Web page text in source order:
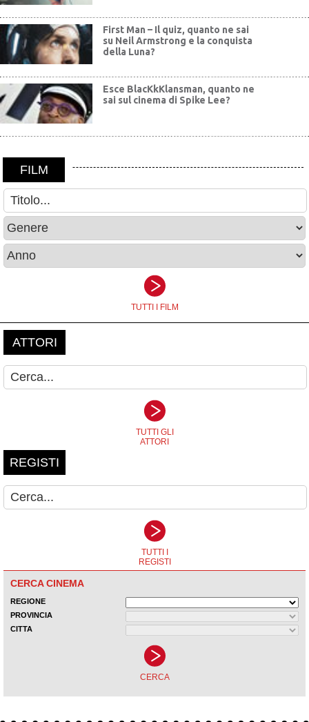
First Man – Il quiz, quanto ne sai
su Neil Armstrong e la conquista
della Luna?
Esce BlacKkKlansman, quanto ne
sai sul cinema di Spike Lee?